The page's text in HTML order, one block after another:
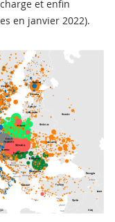
et enfin
en janvier 2022).